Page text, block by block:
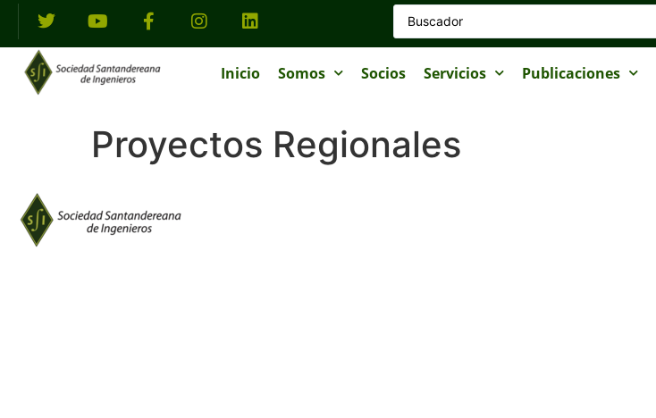
Inicio Somos Socios Servicios Publicaciones
Proyectos Regionales